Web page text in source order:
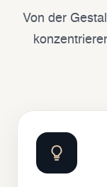
Von der